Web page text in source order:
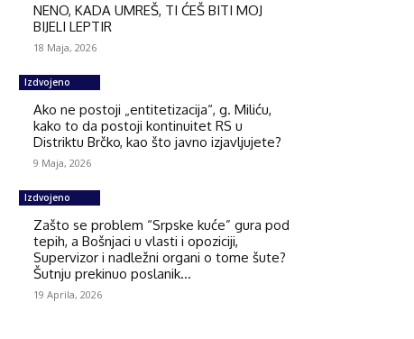
NENO, KADA UMREŠ, TI ĆEŠ BITI MOJ
BIJELI LEPTIR
18 Maja, 2026
Izdvojeno
Ako ne postoji „entitetizacija“, g. Miliću,
kako to da postoji kontinuitet RS u
Distriktu Brčko, kao što javno izjavljujete?
9 Maja, 2026
Izdvojeno
Zašto se problem “Srpske kuće” gura pod
tepih, a Bošnjaci u vlasti i opoziciji,
Supervizor i nadležni organi o tome šute?
Šutnju prekinuo poslanik...
19 Aprila, 2026